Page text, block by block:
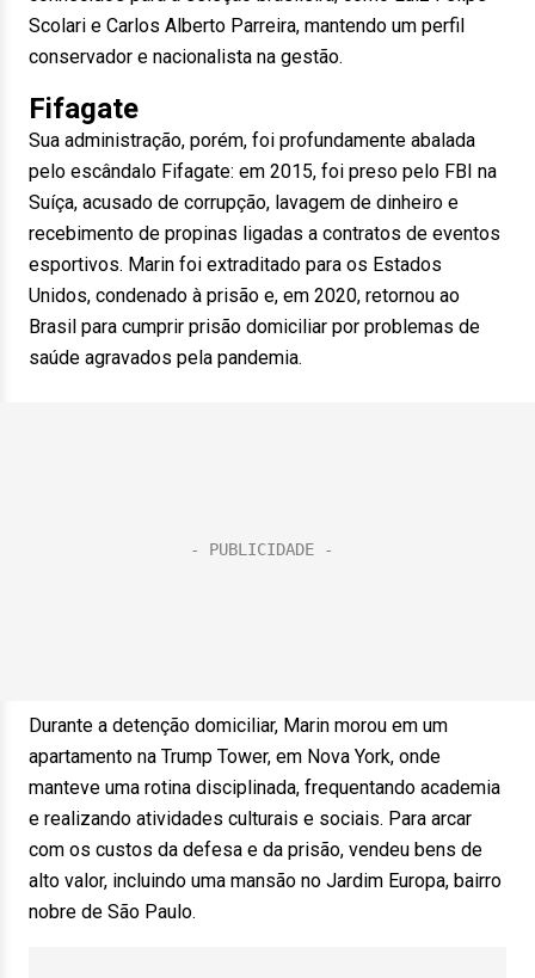
Scolari e Carlos Alberto Parreira, mantendo um perfil
conservador e nacionalista na gestão.
Fifagate
Sua administração, porém, foi profundamente abalada
pelo escândalo Fifagate: em 2015, foi preso pelo FBI na
Suíça, acusado de corrupção, lavagem de dinheiro e
recebimento de propinas ligadas a contratos de eventos
esportivos. Marin foi extraditado para os Estados
Unidos, condenado à prisão e, em 2020, retornou ao
Brasil para cumprir prisão domiciliar por problemas de
saúde agravados pela pandemia.
Durante a detenção domiciliar, Marin morou em um
apartamento na Trump Tower, em Nova York, onde
manteve uma rotina disciplinada, frequentando academia
e realizando atividades culturais e sociais. Para arcar
com os custos da defesa e da prisão, vendeu bens de
alto valor, incluindo uma mansão no Jardim Europa, bairro
nobre de São Paulo.